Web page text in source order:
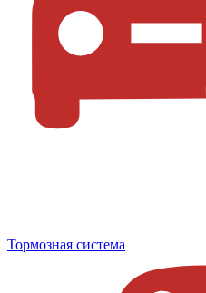
Тормозная система